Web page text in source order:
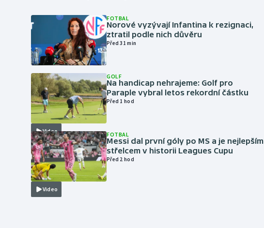
FOTBAL
Norové vyzývají Infantina k rezignaci,
ztratil podle nich důvěru
Před 31 min
Video
GOLF
Na handicap nehrajeme: Golf pro
Paraple vybral letos rekordní částku
Před 1 hod
Video
FOTBAL
Messi dal první góly po MS a je nejlepším
střelcem v historii Leagues Cupu
Před 2 hod